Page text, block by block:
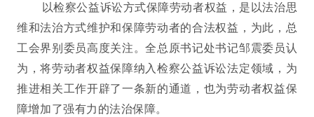
以检察公益诉讼方式保障劳动者权益，是以法治思
维和法治方式维护和保障劳动者的合法权益，为此，总
工会界别委员高度关注。全总原书记处书记邹震委员认
为，将劳动者权益保障纳入检察公益诉讼法定领域，为
推进相关工作开辟了一条新的通道，也为劳动者权益保
障增加了强有力的法治保障。